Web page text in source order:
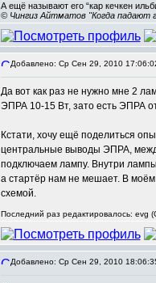
А ещё называют его “кар кечкен
© Чингиз Айтматов "Когда падают
Добавлено: Ср Сен 29, 2010
Да вот как раз не нужно мне 2
ЭПРА 10-15 Вт, зато есть ЭПРА
Кстати, хочу ещё поделиться
центральные выводы ЭПРА,
подключаем лампу. Внутри
а стартёр нам не мешает. В моём
схемой.
Последний раз редактировалось: evg
Добавлено: Ср Сен 29, 2010